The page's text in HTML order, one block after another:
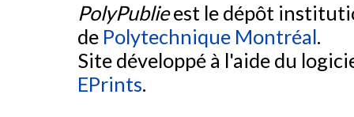
PolyPublieest le dépôt
de Polytechnique Montréal.
Site développé à l'aide du
EPrints.